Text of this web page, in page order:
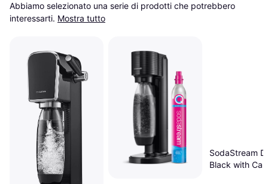
Abbiamo selezionato una serie di prodotti che potrebbero
interessarti. Mostra tutto
SodaStream
Black with